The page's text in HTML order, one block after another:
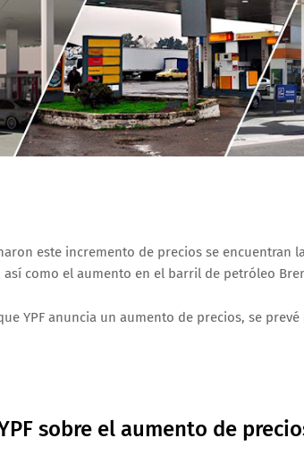
este incremento de precios se encuentran
como el aumento en el barril de petróleo
YPF anuncia un aumento de precios, se
sobre el aumento de